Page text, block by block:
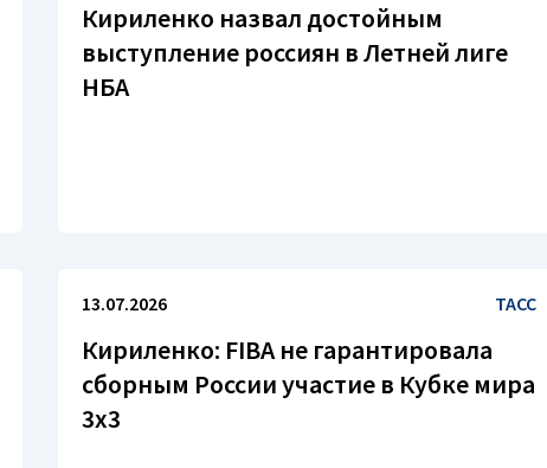
Кириленко назвал достойным
выступление россиян в Летней лиге
НБА
13.07.2026 ТАСС
Кириленко: FIBA не гарантировала
сборным России участие в Кубке мира
3х3